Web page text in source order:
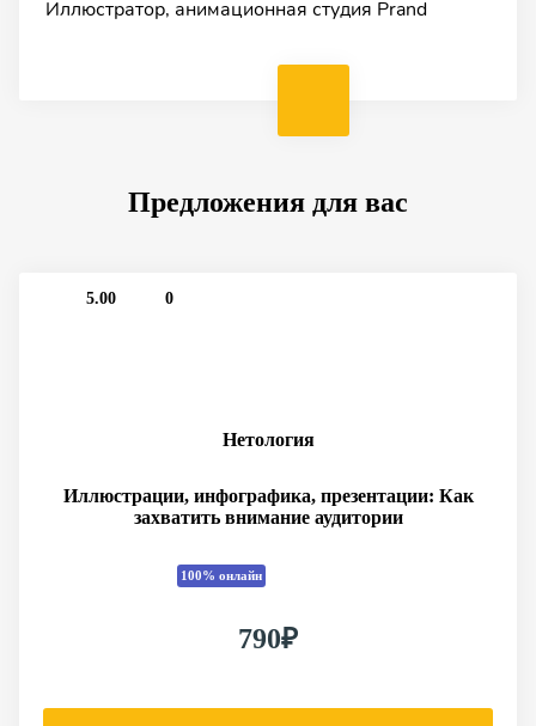
Иллюстратор, анимационная студия Prand
Художник, преподаватель, историк искусства
Фотограф, художник и иллюстратор
Предложения для вас
5.00 0
Нетология
Иллюстрации, инфографика, презентации: Как
захватить внимание аудитории
100% онлайн
790₽